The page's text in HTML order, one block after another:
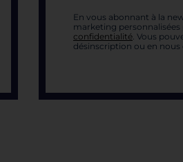
En vous abonnant à la
marketing
confidentialité. Vous
désinscription ou en